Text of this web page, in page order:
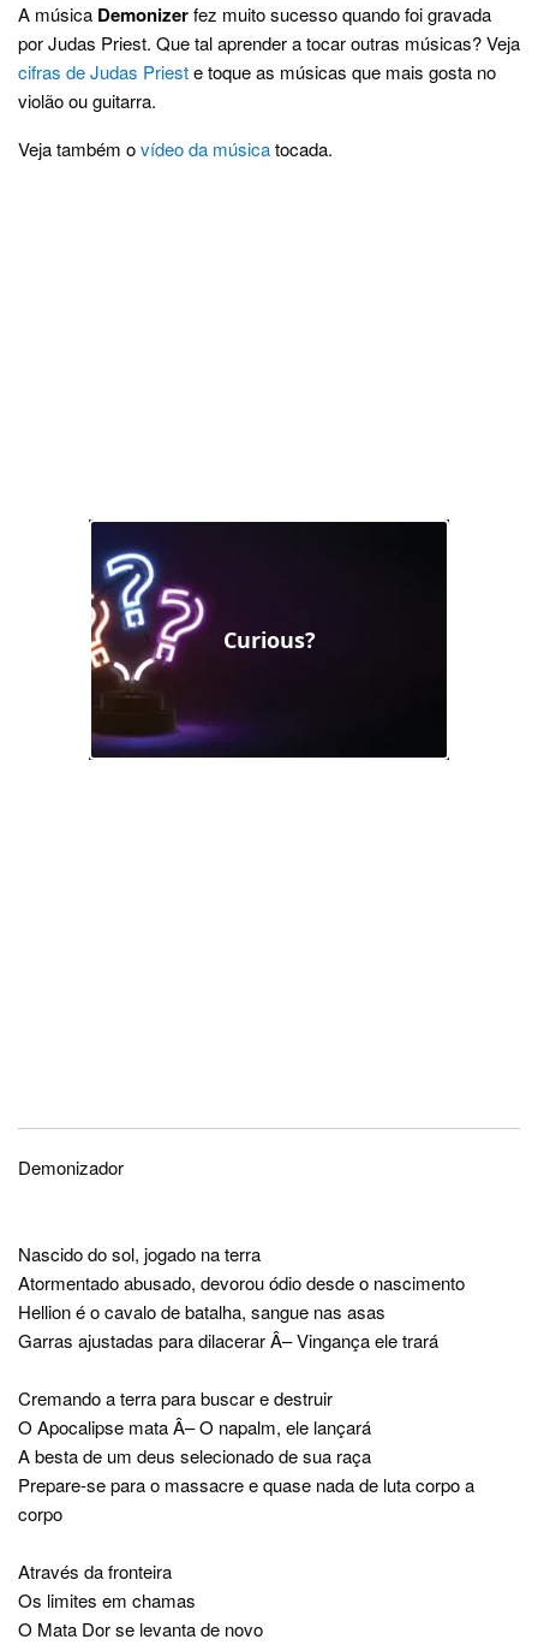
A música Demonizerfez muito sucesso quando foi gravada
por Judas Priest. Que tal aprender a tocar outras músicas? Veja
cifras de Judas Prieste toque as músicas que mais gosta no
violão ou guitarra.
Veja também ovídeo da músicatocada.
Demonizador
Nascido do sol, jogado na terra
Atormentado abusado, devorou ódio desde o nascimento
Hellion é o cavalo de batalha, sangue nas asas
Garras ajustadas para dilacerar Â– Vingança ele trará
Cremando a terra para buscar e destruir
O Apocalipse mata Â– O napalm, ele lançará
A besta de um deus selecionado de sua raça
Prepare-se para o massacre e quase nada de luta corpo a
corpo
Através da fronteira
Os limites em chamas
O Mata Dor se levanta de novo